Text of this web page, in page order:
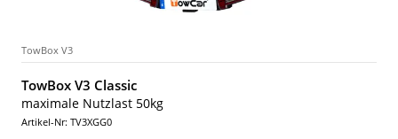
TowBox V3
TowBox V3 Classic
maximale Nutzlast 50kg
Artikel-Nr: TV3XGG0